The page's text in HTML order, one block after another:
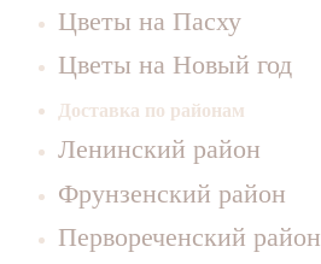
Цветы на Пасху
Цветы на Новый год
Доставка по районам
Ленинский район
Фрунзенский район
Первореченский район